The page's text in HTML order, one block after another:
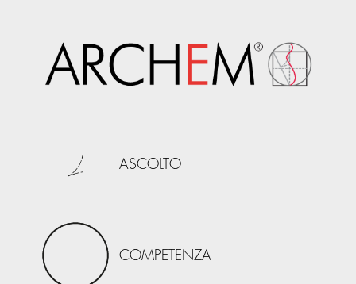
ASCOLTO
COMPETENZA